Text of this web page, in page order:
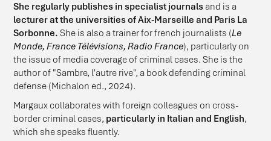
She regularly publishes in specialist journals and is a
lecturer at the universities of Aix-Marseille and Paris La
Sorbonne. She is also a trainer for french journalists (Le
Monde, France Télévisions, Radio France), particularly on
the issue of media coverage of criminal cases.She is the
author of "Sambre, l'autre rive", a book defending criminal
defense (Michalon ed., 2024).
Margaux collaborates with foreign colleagues on cross-
border criminal cases, particularly in Italian and English,
which she speaks fluently.